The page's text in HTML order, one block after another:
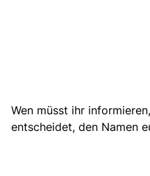
Wen müsst ihr
entscheidet, den Namen